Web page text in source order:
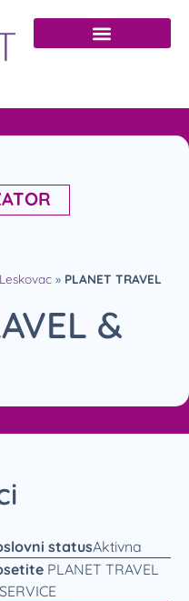
Leskovac » PLANET TRAVEL
&
statusAktivna
PLANET TRAVEL